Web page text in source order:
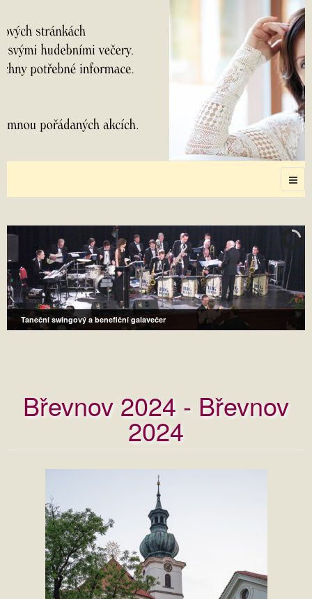
Taneční swingový a benefiční galavečer
Břevnov 2024 - Břevnov
2024